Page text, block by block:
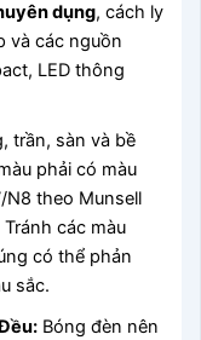
dụng, cách ly
và các nguồn
LED thông
trần, sàn và bề
phải có màu
N8 theo Munsell
các màu
có thể phản
sắc.
Bóng đèn nên